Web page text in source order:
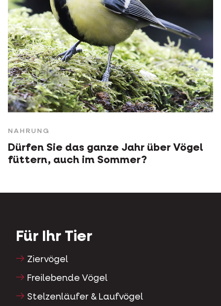
NAHRUNG
Dürfen Sie das ganze Jahr über Vögel
füttern, auch im Sommer?
Für Ihr Tier
Ziervögel
Freilebende Vögel
Stelzenläufer & Laufvögel